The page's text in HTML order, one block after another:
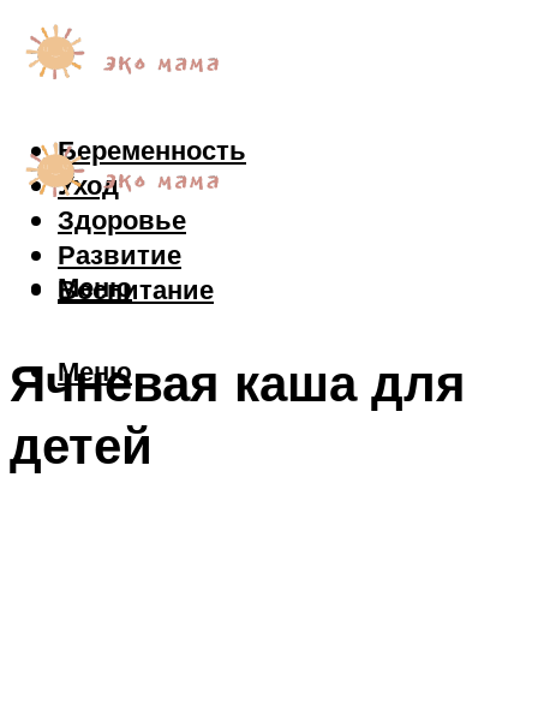
Беременность
Уход
Здоровье
Развитие
Воспитание
Меню
Меню
Ячневая каша для
детей